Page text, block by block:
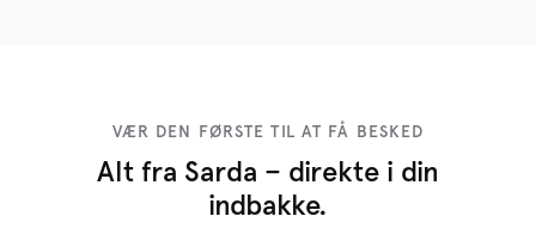
VÆR DEN FØRSTE TIL AT FÅ BESKED
Alt fra Sarda – direkte i din
indbakke.